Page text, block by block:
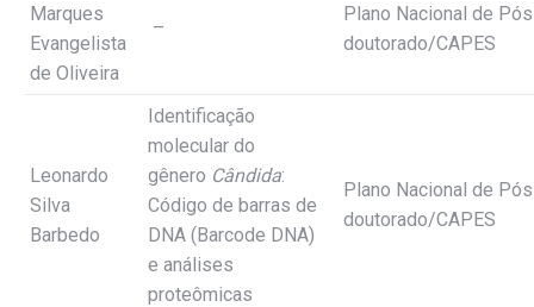
Marques
Evangelista
de Oliveira
–
Plano Nacional de
doutorado/CAPES
Leonardo
Silva
Barbedo
Identificação
molecular do
gênero Cândida:
Código de barras de
DNA (Barcode DNA)
e análises
proteômicas
Plano Nacional de
doutorado/CAPES